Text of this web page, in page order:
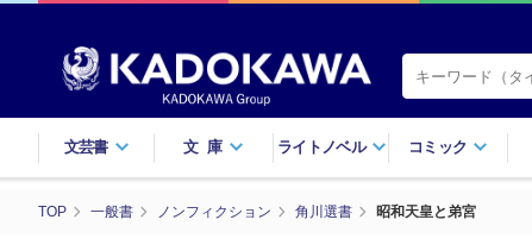
文芸書 文庫 ライトノベル コミック
TOP 一般書 ノンフィクション 角川選書 昭和天皇と弟宮